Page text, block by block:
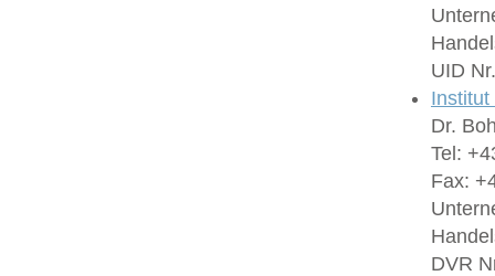
UID
Dr.
Tel:
Fax:
DVR